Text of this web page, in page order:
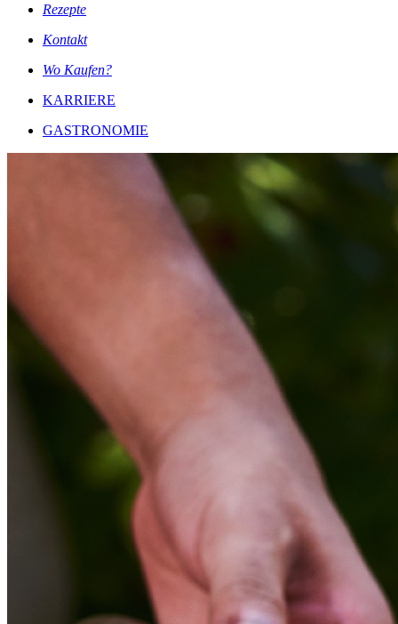
Rezepte
Kontakt
Wo Kaufen?
KARRIERE
GASTRONOMIE